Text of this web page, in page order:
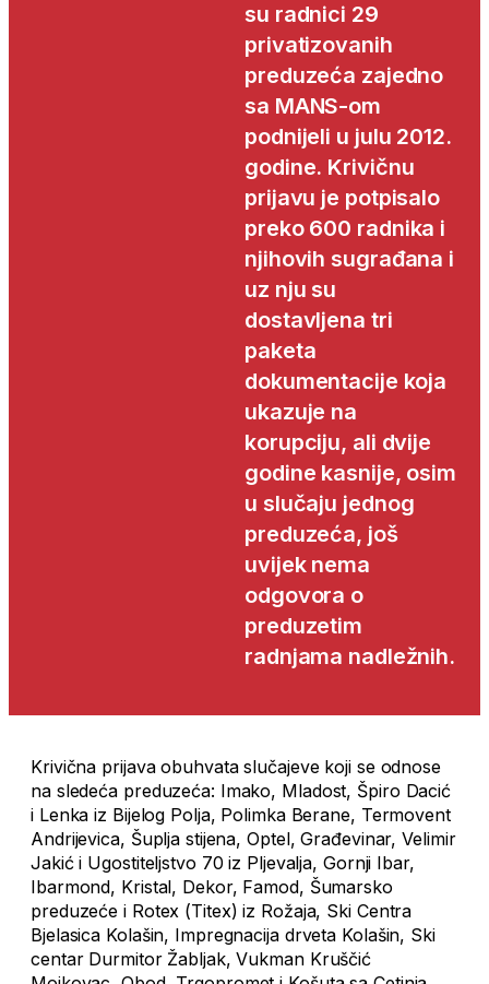
su radnici 29
privatizovanih
preduzeća zajedno
sa MANS-om
podnijeli u julu 2012.
godine. Krivičnu
prijavu je potpisalo
preko 600 radnika i
njihovih sugrađana i
uz nju su
dostavljena tri
paketa
dokumentacije koja
ukazuje na
korupciju, ali dvije
godine kasnije, osim
u slučaju jednog
preduzeća, još
uvijek nema
odgovora o
preduzetim
radnjama nadležnih.
Krivična prijava obuhvata slučajeve koji se odnose
na sledeća preduzeća: Imako, Mladost, Špiro Dacić
i Lenka iz Bijelog Polja, Polimka Berane, Termovent
Andrijevica, Šuplja stijena, Optel, Građevinar, Velimir
Jakić i Ugostiteljstvo 70 iz Pljevalja, Gornji Ibar,
Ibarmond, Kristal, Dekor, Famod, Šumarsko
preduzeće i Rotex (Titex) iz Rožaja, Ski Centra
Bjelasica Kolašin, Impregnacija drveta Kolašin, Ski
centar Durmitor Žabljak, Vukman Kruščić